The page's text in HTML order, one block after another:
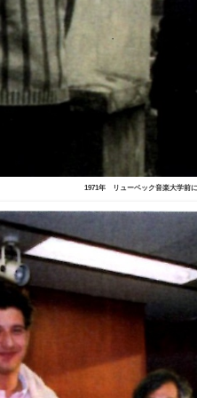
1971年 リューベック音楽大学前